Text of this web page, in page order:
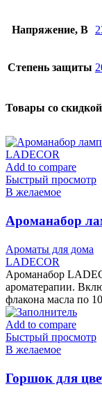
Напряжение, В
Степень защиты
Товары со скидкой
Add to compare
Быстрый просмотр
В желаемое
Ароманабор
Ароматы для дома
LADECOR
Ароманабор
ароматерапии.
флакона масла по
Add to compare
Быстрый просмотр
В желаемое
Горшок для